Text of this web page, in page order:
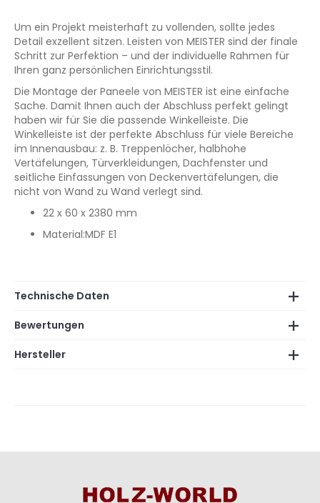
Um ein Projekt meisterhaft zu vollenden, sollte jedes
Detail exzellent sitzen. Leisten von MEISTER sind der finale
Schritt zur Perfektion – und der individuelle Rahmen für
Ihren ganz persönlichen Einrichtungsstil.
Die Montage der Paneele von MEISTER ist eine einfache
Sache. Damit Ihnen auch der Abschluss perfekt gelingt
haben wir für Sie die passende Winkelleiste. Die
Winkelleiste ist der perfekte Abschluss für viele Bereiche
im Innenausbau: z. B. Treppenlöcher, halbhohe
Vertäfelungen, Türverkleidungen, Dachfenster und
seitliche Einfassungen von Deckenvertäfelungen, die
nicht von Wand zu Wand verlegt sind.
22 x 60 x 2380 mm
Material:MDF E1
Technische Daten
Bewertungen
Hersteller